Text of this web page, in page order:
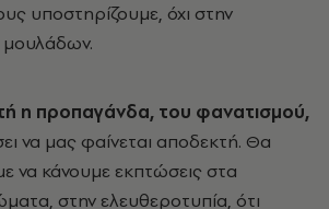
υποστηρίζουμε, όχι στην
η προπαγάνδα, του φανατισμού,
να μας φαίνεται αποδεκτή. Θα
να κάνουμε εκπτώσεις στα
στην ελευθεροτυπία, ότι